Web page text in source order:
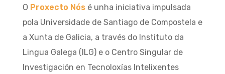
O Proxecto Nósé unha iniciativa impulsada
pola Universidade de Santiago de Compostela e
a Xunta de Galicia, a través do Instituto da
Lingua Galega (ILG) e o Centro Singular de
Investigación en Tecnoloxías Intelixentes